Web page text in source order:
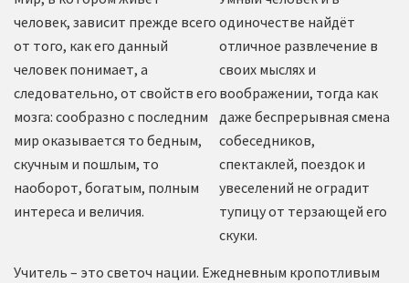
человек, зависит прежде всего
от того, как его данный
человек понимает, а
следовательно, от свойств его
мозга: сообразно с последним
мир оказывается то бедным,
скучным и пошлым, то
наоборот, богатым, полным
интереса и величия.
одиночестве найдёт
отличное развлечение в
своих мыслях и
воображении, тогда как
даже беспрерывная смена
собеседников,
спектаклей, поездок и
увеселений не оградит
тупицу от терзающей его
скуки.
Учитель – это светоч нации. Ежедневным кропотливым